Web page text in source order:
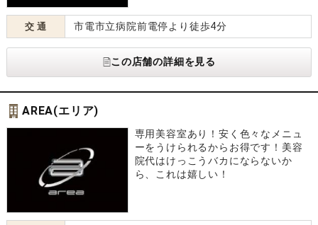
交 通 市電市立病院前電停より徒歩4分
この店舗の詳細を見る
AREA(エリア)
専用美容室あり！安く色々なメニュ
ーをうけられるからお得です！美容
院代はけっこうバカにならないか
ら、これは嬉しい！